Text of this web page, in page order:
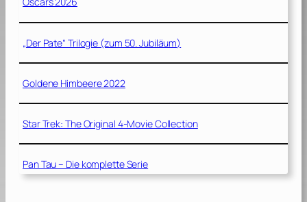
„Der Pate“ Trilogie (zum 50. Jubiläum)
Goldene Himbeere 2022
Star Trek: The Original 4-Movie Collection
Pan Tau – Die komplette Serie